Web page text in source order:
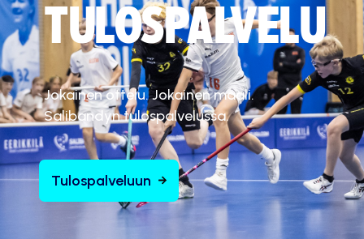
TULOSPALVELU
Jokainen ottelu. Jokainen maali.
Salibandyn tulospalvelussa.
Tulospalveluun